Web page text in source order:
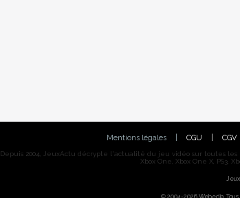
Mentions légales CGU CGV
Depuis 2004, JeuxActu décrypte l'actualité du jeu vidéo sur toutes les
Xbox One, Xbox One X, PS3,